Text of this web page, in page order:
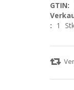
GTIN:
: 1